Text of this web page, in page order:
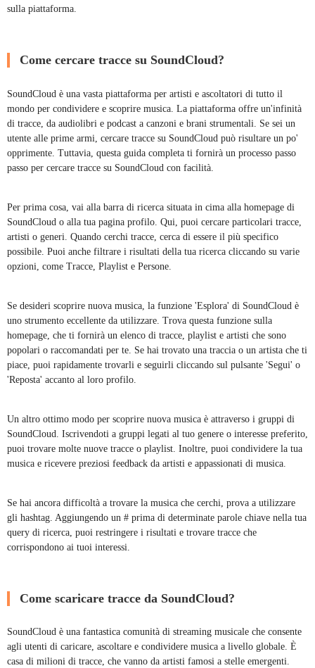
sulla piattaforma.
Come cercare tracce su SoundCloud?
SoundCloud è una vasta piattaforma per artisti e ascoltatori di tutto il
mondo per condividere e scoprire musica. La piattaforma offre un'infinità
di tracce, da audiolibri e podcast a canzoni e brani strumentali. Se sei un
utente alle prime armi, cercare tracce su SoundCloud può risultare un po'
opprimente. Tuttavia, questa guida completa ti fornirà un processo passo
passo per cercare tracce su SoundCloud con facilità.
Per prima cosa, vai alla barra di ricerca situata in cima alla homepage di
SoundCloud o alla tua pagina profilo. Qui, puoi cercare particolari tracce,
artisti o generi. Quando cerchi tracce, cerca di essere il più specifico
possibile. Puoi anche filtrare i risultati della tua ricerca cliccando su varie
opzioni, come Tracce, Playlist e Persone.
Se desideri scoprire nuova musica, la funzione 'Esplora' di SoundCloud è
uno strumento eccellente da utilizzare. Trova questa funzione sulla
homepage, che ti fornirà un elenco di tracce, playlist e artisti che sono
popolari o raccomandati per te. Se hai trovato una traccia o un artista che ti
piace, puoi rapidamente trovarli e seguirli cliccando sul pulsante 'Segui' o
'Reposta' accanto al loro profilo.
Un altro ottimo modo per scoprire nuova musica è attraverso i gruppi di
SoundCloud. Iscrivendoti a gruppi legati al tuo genere o interesse preferito,
puoi trovare molte nuove tracce o playlist. Inoltre, puoi condividere la tua
musica e ricevere preziosi feedback da artisti e appassionati di musica.
Se hai ancora difficoltà a trovare la musica che cerchi, prova a utilizzare
gli hashtag. Aggiungendo un # prima di determinate parole chiave nella tua
query di ricerca, puoi restringere i risultati e trovare tracce che
corrispondono ai tuoi interessi.
Come scaricare tracce da SoundCloud?
SoundCloud è una fantastica comunità di streaming musicale che consente
agli utenti di caricare, ascoltare e condividere musica a livello globale. È
casa di milioni di tracce, che vanno da artisti famosi a stelle emergenti.